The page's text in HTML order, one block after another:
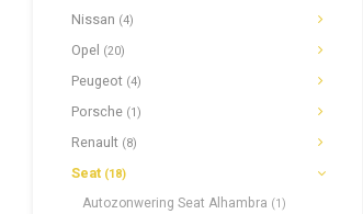
Nissan (4)
Opel (20)
Peugeot (4)
Porsche (1)
Renault (8)
Seat (18)
Autozonwering Seat Alhambra (1)